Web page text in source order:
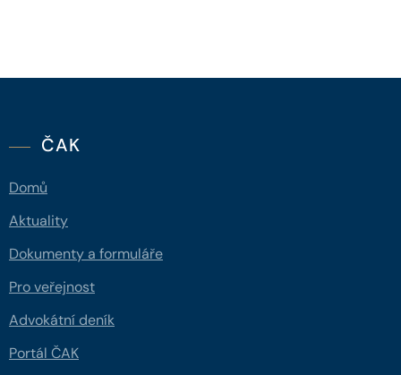
ČAK
Domů
Aktuality
Dokumenty a formuláře
Pro veřejnost
Advokátní deník
Portál ČAK